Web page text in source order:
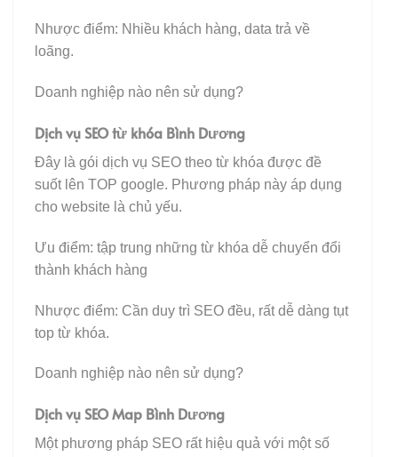
Nhược điểm: Nhiều khách hàng, data trả về
loãng.
Doanh nghiệp nào nên sử dụng?
Dịch vụ SEO từ khóa Bình Dương
Đây là gói dịch vụ SEO theo từ khóa được đề
suốt lên TOP google. Phương pháp này áp dụng
cho website là chủ yếu.
Ưu điểm: tập trung những từ khóa dễ chuyển đổi
thành khách hàng
Nhược điểm: Cần duy trì SEO đều, rất dễ dàng tụt
top từ khóa.
Doanh nghiệp nào nên sử dụng?
Dịch vụ SEO Map Bình Dương
Một phương pháp SEO rất hiệu quả với một số